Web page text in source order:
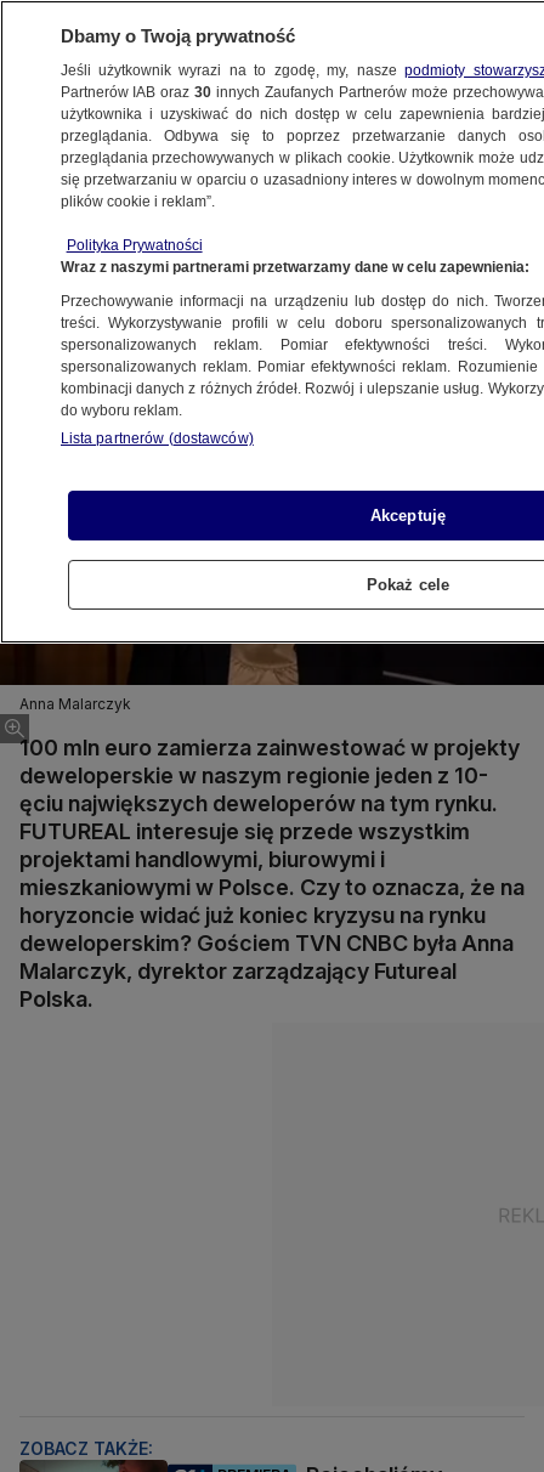
BIZNES
Z KRAJU
19.09.2012, 17:49
Udostępnij
Anna Malarczyk
100 mln euro zamierza zainwestować w projekty
deweloperskie w naszym regionie jeden z 10-
ęciu największych deweloperów na tym rynku.
FUTUREAL interesuje się przede wszystkim
projektami handlowymi, biurowymi i
mieszkaniowymi w Polsce. Czy to oznacza, że na
horyzoncie widać już koniec kryzysu na rynku
deweloperskim? Gościem TVN CNBC była Anna
Malarczyk, dyrektor zarządzający Futureal
Polska.
ZOBACZ TAKŻE:
Dbamy o Twoją prywatność
Jeśli użytkownik wyrazi na to zgodę, my, naszepodmioty
Partnerów IAB oraz30 innych Zaufanych Partnerów może
użytkownika i uzyskiwać do nich dostęp w celu zapewnienia
przeglądania. Odbywa się to poprzez przetwarzanie danych
przeglądania przechowywanych w plikach cookie. Użytkownik może
się przetwarzaniu w oparciu o uzasadniony interes w dowolnym
plików cookie i reklam”.
Polityka Prywatności
Wraz z naszymi partnerami przetwarzamy dane w celu zapewnienia:
Przechowywanie informacji na urządzeniu lub dostęp do nich.
treści. Wykorzystywanie profili w celu doboru spersonalizowanych
spersonalizowanych reklam. Pomiar efektywności treści.
spersonalizowanych reklam. Pomiar efektywności reklam.
kombinacji danych z różnych źródeł. Rozwój i ulepszanie usług.
do wyboru reklam.
Lista partnerów (dostawców)
Akceptuję
Pokaż cele